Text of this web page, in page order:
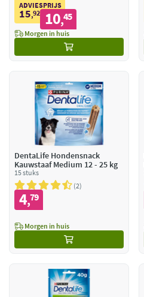
ADVIESPRIJS
15,92 10,45
Morgen in huis
DentaLife Hondensnack
Kauwstaaf Medium 12 - 25 kg
15 stuks
2
4,79
Morgen in huis